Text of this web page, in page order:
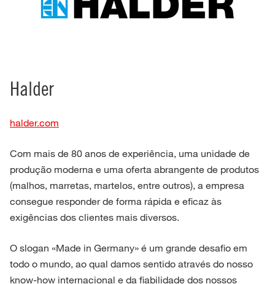
Halder
halder.com
Com mais de 80 anos de experiência, uma unidade de
produção moderna e uma oferta abrangente de produtos
(malhos, marretas, martelos, entre outros), a empresa
consegue responder de forma rápida e eficaz às
exigências dos clientes mais diversos.
O slogan «Made in Germany» é um grande desafio em
todo o mundo, ao qual damos sentido através do nosso
know-how internacional e da fiabilidade dos nossos